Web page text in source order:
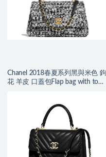
Chanel 2018春夏系列黑與米色 鉤
花 羊皮 口蓋包Flap bag with top